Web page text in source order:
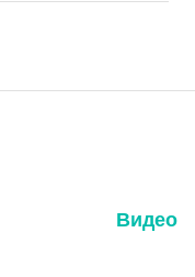
Видео